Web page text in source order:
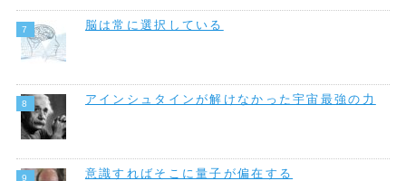
脳は常に選択している
アインシュタインが解けなかった宇宙最強の力
意識すればそこに量子が偏在する